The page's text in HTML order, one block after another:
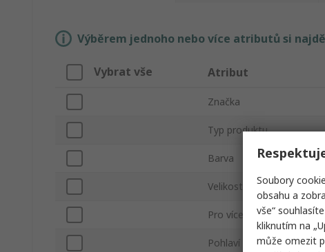
Výběrem jednoho nebo více atributů si
Vybrat vše Atribut
Značka
Typ produktu
Barva
Velikost
Pro více použití/
Pohlaví
Soubory
obsahu a
vše“
kliknutím na
může omezit